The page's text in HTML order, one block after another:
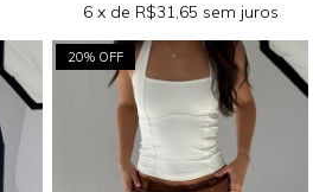
6 x de R$31,65 sem juros
20% OFF